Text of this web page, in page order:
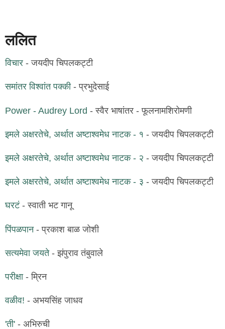
ललित
विचार - जयदीप चिपलकट्टी
समांतर विश्वांत पक्की- प्रभुदेसाई
Power - Audrey Lord - स्वैर भाषांतर - फूलनामशिरोमणी
इमले अक्षरतेचे, अर्थात अष्टाश्वमेध नाटक - १ - जयदीप चिपलकट्टी
इमले अक्षरतेचे, अर्थात अष्टाश्वमेध नाटक - २ - जयदीप चिपलकट्टी
इमले अक्षरतेचे, अर्थात अष्टाश्वमेध नाटक - ३ - जयदीप चिपलकट्टी
घरटं- स्वाती भट गानू
पिंपळपान- प्रकाश बाळ जोशी
सत्यमेवा जयते- झंपुराव तंबुवाले
परीक्षा- म्रिन
वळीव! - अभयसिंह जाधव
'ती' - अभिरुची